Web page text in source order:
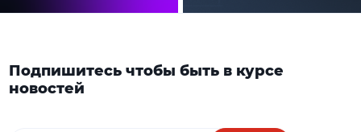
Подпишитесь чтобы быть в курсе
новостей